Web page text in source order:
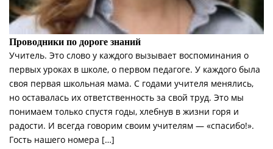
Проводники по дороге знаний
Учитель. Это слово у каждого вызывает воспоминания о
первых уроках в школе, о первом педагоге. У каждого была
своя первая школьная мама. С годами учителя менялись,
но оставалась их ответственность за свой труд. Это мы
понимаем только спустя годы, хлебнув в жизни горя и
радости. И всегда говорим своим учителям — «спасибо!».
Гость нашего номера […]